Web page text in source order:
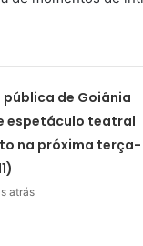
pública de Goiânia
espetáculo teatral
na próxima terça-
atrás